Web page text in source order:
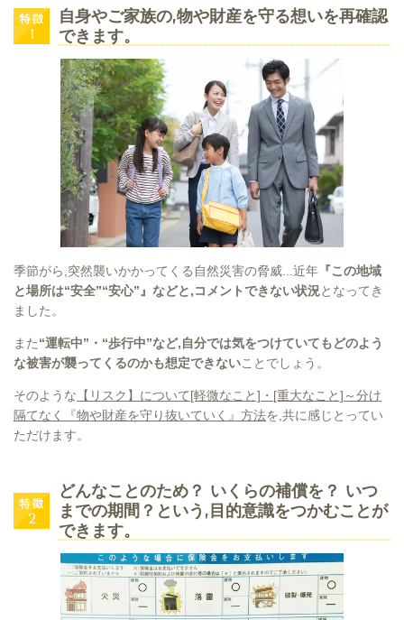
自身やご家族の,物や財産を守る想いを再確認
できます。
季節がら,突然襲いかかってくる自然災害の脅威...近年 『この地域
と場所は“安全”“安心”』などと,コメントできない状況となってき
ました。
また“運転中”・“歩行中”など,自分では気をつけていてもどのよう
な被害が襲ってくるのかも想定できないことでしょう。
そのような 【リスク】について[軽微なこと]・[重大なこと]～分け
隔てなく『物や財産を守り抜いていく』方法を,共に感じとってい
ただけます。
どんなことのため？ いくらの補償を？ いつ
までの期間？という,目的意識をつかむことが
できます。